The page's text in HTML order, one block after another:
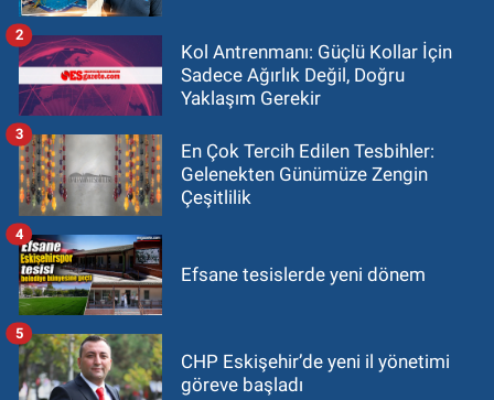
Kol Antrenmanı: Güçlü Kollar İçin
Sadece Ağırlık Değil, Doğru
Yaklaşım Gerekir
2
En Çok Tercih Edilen Tesbihler:
Gelenekten Günümüze Zengin
Çeşitlilik
3
Efsane tesislerde yeni dönem
4
CHP Eskişehir’de yeni il yönetimi
göreve başladı
5